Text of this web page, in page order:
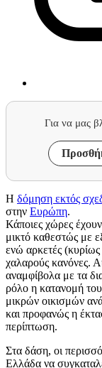
Για να μας
Η δόμηση εκτός
στην Ευρώπη.
Κάποιες χώρες
μικτό καθεστώς με
ενώ αρκετές
χαλαρούς κανόνες.
αναμφίβολα με τα
ρόλο η κατανομή
μικρών οικισμών
και προφανώς η
περίπτωση.
Στα δάση, οι
Ελλάδα να